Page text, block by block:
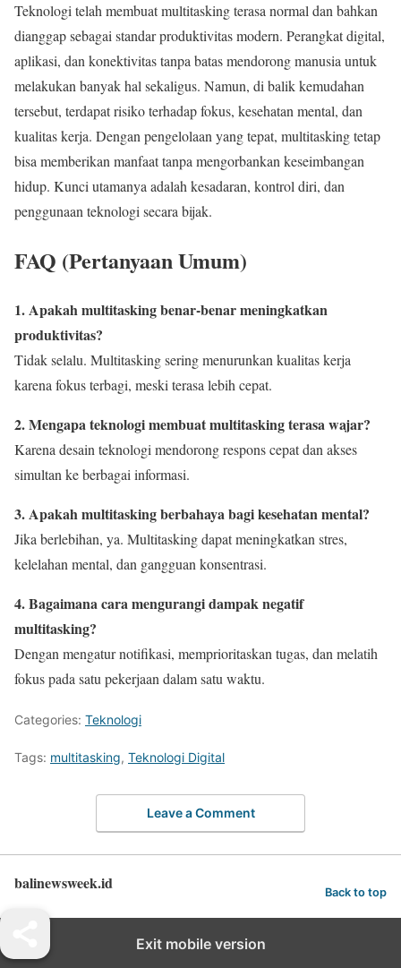
Teknologi telah membuat multitasking terasa normal dan bahkan
dianggap sebagai standar produktivitas modern. Perangkat digital,
aplikasi, dan konektivitas tanpa batas mendorong manusia untuk
melakukan banyak hal sekaligus. Namun, di balik kemudahan
tersebut, terdapat risiko terhadap fokus, kesehatan mental, dan
kualitas kerja. Dengan pengelolaan yang tepat, multitasking tetap
bisa memberikan manfaat tanpa mengorbankan keseimbangan
hidup. Kunci utamanya adalah kesadaran, kontrol diri, dan
penggunaan teknologi secara bijak.
FAQ (Pertanyaan Umum)
1. Apakah multitasking benar-benar meningkatkan
produktivitas?
Tidak selalu. Multitasking sering menurunkan kualitas kerja
karena fokus terbagi, meski terasa lebih cepat.
2. Mengapa teknologi membuat multitasking terasa wajar?
Karena desain teknologi mendorong respons cepat dan akses
simultan ke berbagai informasi.
3. Apakah multitasking berbahaya bagi kesehatan mental?
Jika berlebihan, ya. Multitasking dapat meningkatkan stres,
kelelahan mental, dan gangguan konsentrasi.
4. Bagaimana cara mengurangi dampak negatif
multitasking?
Dengan mengatur notifikasi, memprioritaskan tugas, dan melatih
fokus pada satu pekerjaan dalam satu waktu.
Categories: Teknologi
Tags: multitasking, Teknologi Digital
Leave a Comment
balinewsweek.id Back to top
Exit mobile version